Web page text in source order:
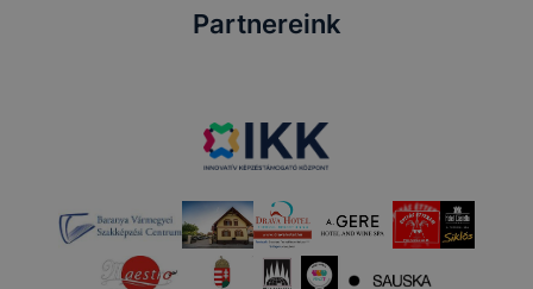
Partnereink